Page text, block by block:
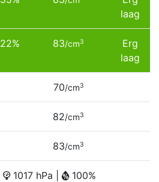
laag
22% 83/cm3
Erg
laag
70/cm3
82/cm3
83/cm3
1017 hPa | 100%